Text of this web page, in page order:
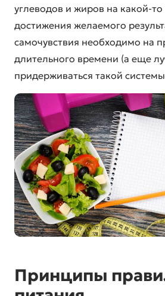
углеводов и жиров на какой-
достижения желаемого
самочувствия необходимо на
длительного времени (а еще
придерживаться такой
Принципы